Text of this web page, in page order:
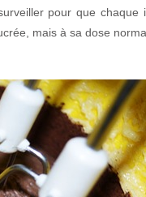
pour que chaque
mais à sa dose